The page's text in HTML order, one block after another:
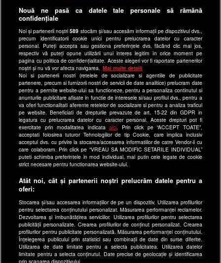
Anunturi gratuite pe Lajumate.ro
Program Happy Channel
Echipa editorială
Site-uri Antena Group
a1.ro
antenastars.ro
as.ro
catine.ro
chefi.ro
deparinti.ro
medicool.ro
spynews.ro
useit.ro
retetefeldefel.ro
zutv.ro
Trends AntenaPLAY
AntenaPLAY
Nouă ne pasă ca datele tale personale să rămână
confidențiale
Noi și partenerii noștri589 stocăm și/sau accesăm informații pe dispozitivul dvs.,
precum identificatorii cookie unici pentru prelucrarea datelor cu caracter
personal. Puteți accepta sau gestiona preferințele dvs. făcând clic mai jos,
respectiv vă puteți opune utilizării unui interes legitim în orice moment pe
pagina cu politica de confidențialitate. Aceste alegeri vor fi raportate partenerilor
noștri și nu vă vor afecta navigarea.
Mai multe detalii
Noi si partenerii nostri (retelele de socializare si agentiile de publicitate
partenere, precum si furnizorii nostri de servicii de date analitice) prelucram date
pentru a permite website-ului sa functioneze, pentru a personaliza continutul si
anunturile publicitare afisate in functie de interesele si/sau profilul dvs., pentru a
va oferi functionalitati aferente retelelor de socializare si pentru a analiza traficul
pe website. Beneficiati de drepturile prevazute de art. 15-22 din GDPR in
legatura cu prelucrarea datelor cu caracter personal. Aceste drepturi pot fi
exercitate prin modalitatea indicataaici . Prin click pe “ACCEPT TOATE”,
acceptati folosirea tuturor Tehnologiilor de tip Cookie, care implica inclusiv
acceptul dvs. cu privire la stocarea/accesarea informatiilor de catre Vendor-ii cu
care colaboram. Prin click pe “VREAU SA MODIFIC SETARILE INDIVIDUAL”
puteti schimba preferintele in mod individual, mai putin cele legate de cookie
strict necesare pentru functionarea website-ului.
Atât noi, cât și partenerii noștri prelucrăm datele pentru a
oferi:
Stocarea și/sau accesarea informațiilor de pe un dispozitiv. Utilizarea profilurilor
pentru selectarea conținutului personalizat. Măsurarea performanței reclamelor.
Dezvoltarea și îmbunătățirea serviciilor. Utilizarea profilurilor pentru selectarea
publicității personalizate. Crearea profilurilor de conținut personalizat. Crearea
profilurilor pentru publicitate personalizată. Măsurarea performanței conținutului.
Înțelegerea publicului prin statistici sau combinații de date din surse diferite.
Utilizarea de date limitate pentru a selecta publicitatea. Utilizarea datelor
limitate pentru a selecta conținutul. Date precise de geolocație și identificarea
prin scanarea dispozitivului.